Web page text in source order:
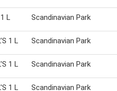
L Scandinavian Park
1 L Scandinavian Park
1 L Scandinavian Park
1 L Scandinavian Park